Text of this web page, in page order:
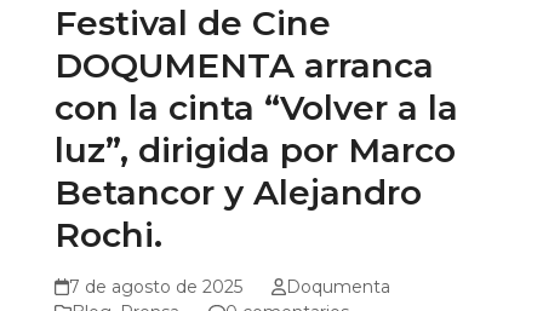
Festival de Cine
DOQUMENTA arranca
con la cinta “Volver a la
luz”, dirigida por Marco
Betancor y Alejandro
Rochi.
7 de agosto de 2025
Doqumenta